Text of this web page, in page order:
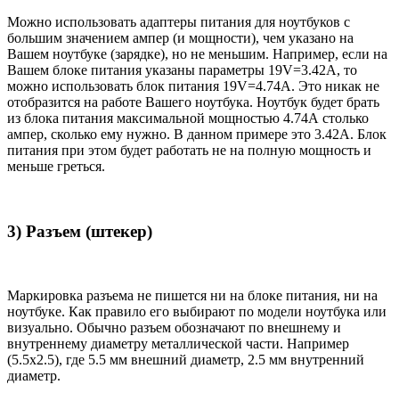
Можно использовать адаптеры питания для ноутбуков с
большим значением ампер (и мощности), чем указано на
Вашем ноутбуке (зарядке), но не меньшим. Например, если на
Вашем блоке питания указаны параметры 19V=3.42A, то
можно использовать блок питания 19V=4.74A. Это никак не
отобразится на работе Вашего ноутбука. Ноутбук будет брать
из блока питания максимальной мощностью 4.74А столько
ампер, сколько ему нужно. В данном примере это 3.42А. Блок
питания при этом будет работать не на полную мощность и
меньше греться.
3) Разъем (штекер)
Маркировка разъема не пишется ни на блоке питания, ни на
ноутбуке. Как правило его выбирают по модели ноутбука или
визуально. Обычно разъем обозначают по внешнему и
внутреннему диаметру металлической части. Например
(5.5x2.5), где 5.5 мм внешний диаметр, 2.5 мм внутренний
диаметр.